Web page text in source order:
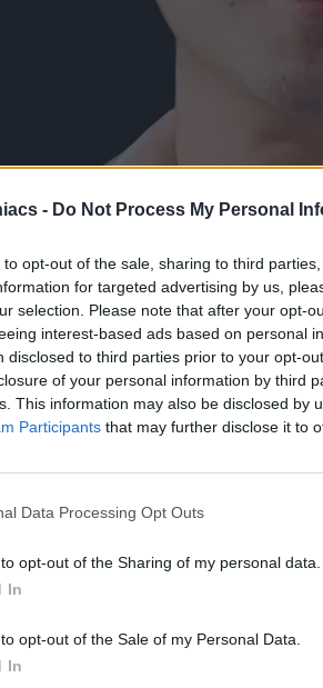
- Do Not Process My Personal
to opt-out of the sale, sharing to third
for targeted advertising by us,
selection. Please note that after your opt-
interest-based ads based on personal
disclosed to third parties prior to your opt-
of your personal information by third
This information may also be disclosed by
Participants that may further disclose it to
Data Processing Opt Outs
opt-out of the Sharing of my personal data.
In
opt-out of the Sale of my Personal Data.
In
την Apple, δηλώνοντας: «Θα κλέψω
λύση για όσους αναζητούν
καθώς οι αποστολές της Nothing
τα μερίδια αγοράς της, παρά το